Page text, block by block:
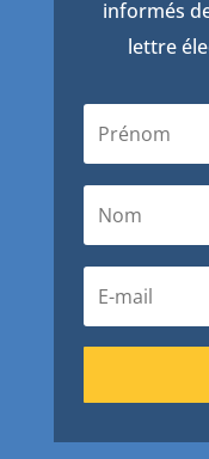
informés
lettre